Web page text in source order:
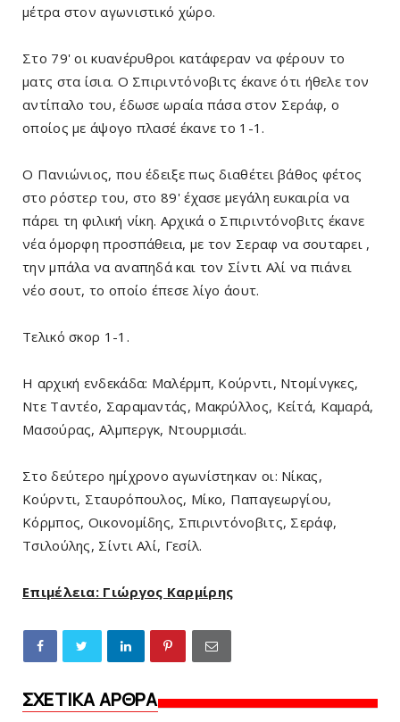
μέτρα στον αγωνιστικό χώρο.
Στο 79' οι κυανέρυθροι κατάφεραν να φέρουν το
ματς στα ίσια. Ο Σπιριντόνοβιτς έκανε ότι ήθελε τον
αντίπαλο του, έδωσε ωραία πάσα στον Σεράφ, ο
οποίος με άψογο πλασέ έκανε το 1-1.
Ο Πανιώνιος, που έδειξε πως διαθέτει βάθος φέτος
στο ρόστερ του, στο 89' έχασε μεγάλη ευκαιρία να
πάρει τη φιλική νίκη. Αρχικά ο Σπιριντόνοβιτς έκανε
νέα όμορφη προσπάθεια, με τον Σεραφ να σουταρει ,
την μπάλα να αναπηδά και τον Σίντι Αλί να πιάνει
νέο σουτ, το οποίο έπεσε λίγο άουτ.
Τελικό σκορ 1-1.
Η αρχική ενδεκάδα: Μαλέρμπ, Κούρντι, Ντομίνγκες,
Ντε Ταντέο, Σαραμαντάς, Μακρύλλος, Κείτά, Καμαρά,
Μασούρας, Αλμπεργκ, Ντουρμισάι.
Στο δεύτερο ημίχρονο αγωνίστηκαν οι: Νίκας,
Κούρντι, Σταυρόπουλος, Μίκο, Παπαγεωργίου,
Κόρμπος, Οικονομίδης, Σπιριντόνοβιτς, Σεράφ,
Τσιλούλης, Σίντι Αλί, Γεσίλ.
Επιμέλεια: Γιώργος Καρμίρης
ΣΧΕΤΙΚΑ ΑΡΘΡΑ